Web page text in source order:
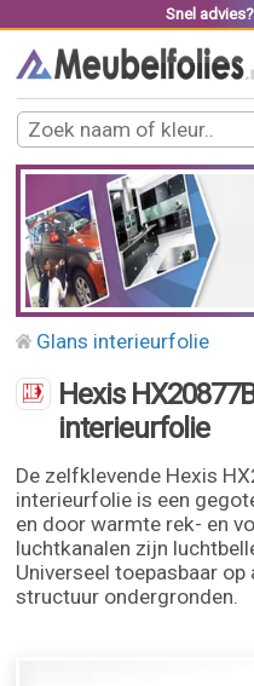
Snel advies?
Glans interieurfolie
Hexis
interieurfolie
De zelfklevende Hexis
interieurfolie is een
en door warmte rek- en
luchtkanalen zijn
Universeel toepasbaar
structuur ondergronden.